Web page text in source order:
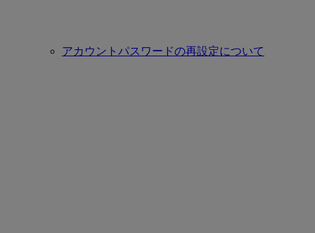
アカウントパスワードの再設定について